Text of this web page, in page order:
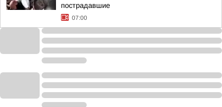
пострадавшие
07:00